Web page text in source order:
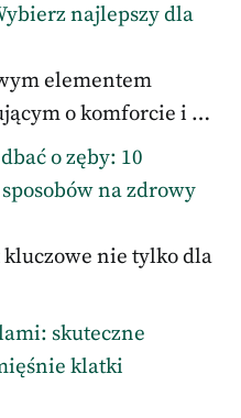
najlepszy dla
elementem
o komforcie i …
o zęby: 10
na zdrowy
nie tylko dla
skuteczne
klatki